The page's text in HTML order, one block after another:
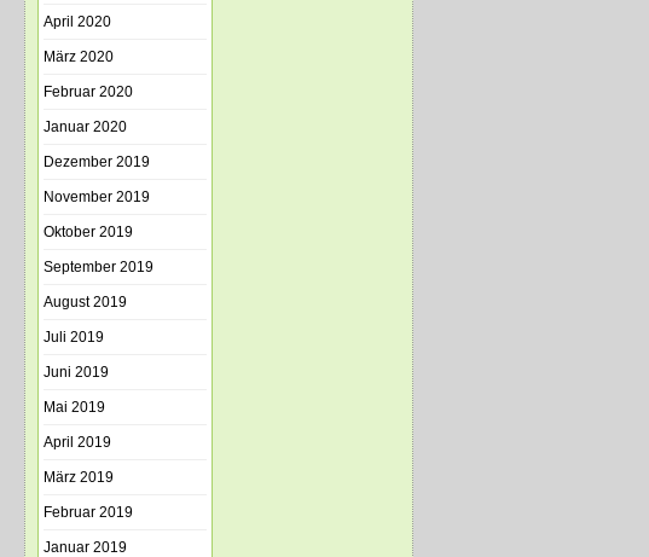
April 2020
März 2020
Februar 2020
Januar 2020
Dezember 2019
November 2019
Oktober 2019
September 2019
August 2019
Juli 2019
Juni 2019
Mai 2019
April 2019
März 2019
Februar 2019
Januar 2019